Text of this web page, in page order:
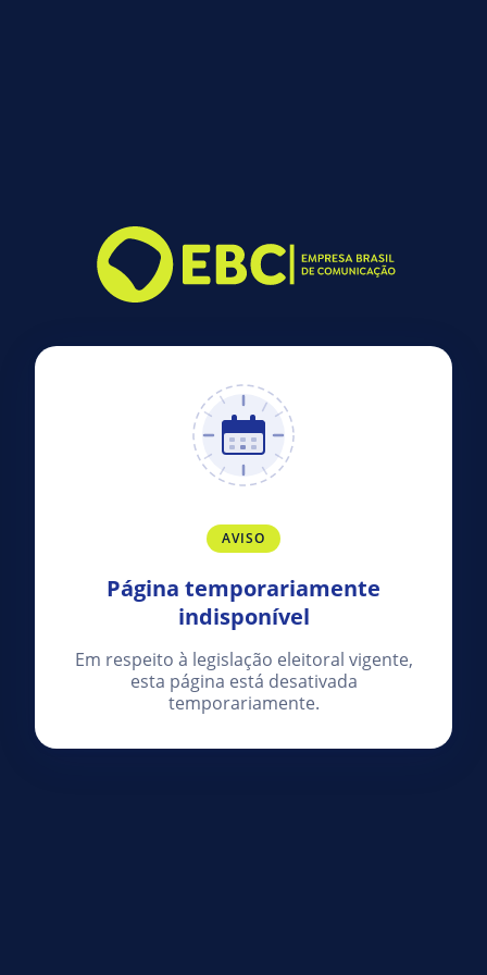
AVISO
Página temporariamente
indisponível
Em respeito à legislação eleitoral vigente,
esta página está desativada
temporariamente.